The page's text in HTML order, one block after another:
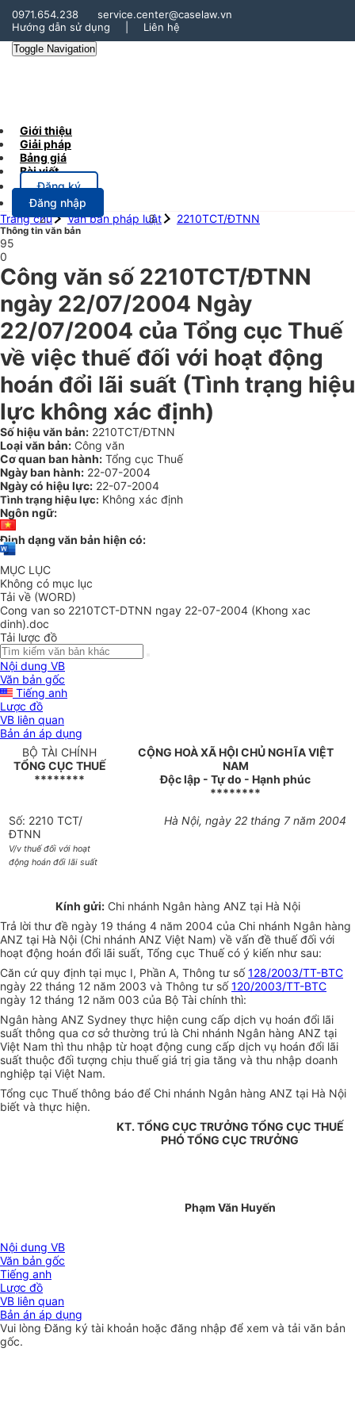
0971.654.238
service.center@caselaw.vn
Hướng dẫn sử dụng
Liên hệ
Toggle Navigation
Giới thiệu
Giải pháp
Bảng giá
Bài viết
Đăng ký
Đăng nhập
Trang chủ
Văn bản pháp luật 2210TCT/ĐTNN
Thông tin văn bản
95
0
Công văn số 2210TCT/ĐTNN
ngày 22/07/2004 Ngày
22/07/2004 của Tổng cục Thuế
về việc thuế đối với hoạt động
hoán đổi lãi suất (Tình trạng hiệu
lực không xác định)
Số hiệu văn bản: 2210TCT/ĐTNN
Loại văn bản: Công văn
Cơ quan ban hành: Tổng cục Thuế
Ngày ban hành: 22-07-2004
Ngày có hiệu lực: 22-07-2004
Tình trạng hiệu lực: Không xác định
Ngôn ngữ:
Định dạng văn bản hiện có:
MỤC LỤC
Không có mục lục
Tải về (WORD)
Cong van so 2210TCT-DTNN ngay 22-07-2004 (Khong xac
dinh).doc
Tải lược đồ
Nội dung VB
Văn bản gốc
Tiếng anh
Lược đồ
VB liên quan
Bản án áp dụng
BỘ TÀI CHÍNH
TỔNG CỤC THUẾ
********
CỘNG HOÀ XÃ HỘI CHỦ NGHĨA VIỆT
NAM
Độc lập - Tự do - Hạnh phúc
********
Số: 2210 TCT/
ĐTNN
V/v thuế đối với hoạt
động hoán đổi lãi suất
Hà Nội, ngày 22 tháng 7 năm 2004
Kính gửi:Chi nhánh Ngân hàng ANZ tại Hà Nội
Trả lời thư đề ngày 19 tháng 4 năm 2004 của Chi nhánh Ngân hàng
ANZ tại Hà Nội (Chi nhánh ANZ Việt Nam) về vấn đề thuế đối với
hoạt động hoán đổi lãi suất, Tổng cục Thuế có ý kiến như sau:
Căn cứ quy định tại mục I, Phần A, Thông tư số128/2003/TT-BTC
ngày 22 tháng 12 năm 2003 và Thông tư số120/2003/TT-BTC
ngày 12 tháng 12 năm 003 của Bộ Tài chính thì:
Ngân hàng ANZ Sydney thực hiện cung cấp dịch vụ hoán đổi lãi
suất thông qua cơ sở thường trú là Chi nhánh Ngân hàng ANZ tại
Việt Nam thì thu nhập từ hoạt động cung cấp dịch vụ hoán đổi lãi
suất thuộc đối tượng chịu thuế giá trị gia tăng và thu nhập doanh
nghiệp tại Việt Nam.
Tổng cục Thuế thông báo để Chi nhánh Ngân hàng ANZ tại Hà Nội
biết và thực hiện.
KT. TỔNG CỤC TRƯỞNG TỔNG CỤC THUẾ
PHÓ TỔNG CỤC TRƯỞNG
Phạm Văn Huyến
Nội dung VB
Văn bản gốc
Tiếng anh
Lược đồ
VB liên quan
Bản án áp dụng
Vui lòngĐăng ký tài khoản hoặc đăng nhập để xem và tải văn bản
gốc.